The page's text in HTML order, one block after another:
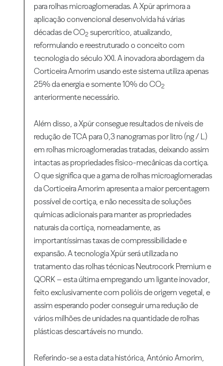
para rolhas microaglomeradas. A Xpür aprimora a
aplicação convencional desenvolvida há várias
décadas de CO2 supercrítico, atualizando,
reformulando e reestruturado o conceito com
tecnologia do século XXI. A inovadora abordagem da
Corticeira Amorim usando este sistema utiliza apenas
25% da energia e somente 10% do CO2
anteriormente necessário.
Além disso, a Xpür consegue resultados de níveis de
redução de TCA para 0,3 nanogramas por litro (ng / L)
em rolhas microaglomeradas tratadas, deixando assim
intactas as propriedades físico-mecânicas da cortiça.
O que significa que a gama de rolhas microaglomeradas
da Corticeira Amorim apresenta a maior percentagem
possível de cortiça, e não necessita de soluções
químicas adicionais para manter as propriedades
naturais da cortiça, nomeadamente, as
importantíssimas taxas de compressibilidade e
expansão. A tecnologia Xpür será utilizada no
tratamento das rolhas técnicas Neutrocork Premium e
QORK – esta última empregando um ligante inovador,
feito exclusivamente com polióis de origem vegetal, e
assim esperando poder conseguir uma redução de
vários milhões de unidades na quantidade de rolhas
plásticas descartáveis no mundo.
Referindo-se a esta data histórica, António Amorim,